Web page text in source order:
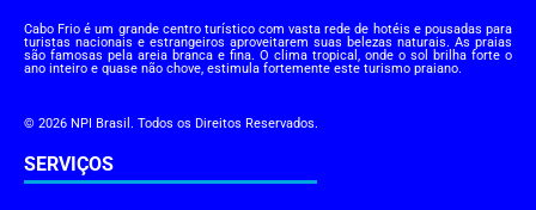
Cabo Frio é um grande centro turístico com vasta rede de hotéis e pousadas para
turistas nacionais e estrangeiros aproveitarem suas belezas naturais. As praias
são famosas pela areia branca e fina. O clima tropical, onde o sol brilha forte o
ano inteiro e quase não chove, estimula fortemente este turismo praiano.
© 2026 NPI Brasil. Todos os Direitos Reservados.
SERVIÇOS